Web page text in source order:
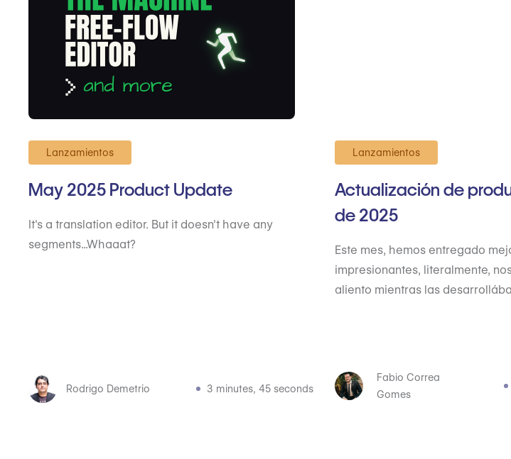
Lanzamientos
May 2025 Product Update
It's a translation editor. But it doesn't have any
segments...Whaaat?
Rodrigo Demetrio 3 minutes, 45 seconds
Lanzamientos
Actualización de
de 2025
Este mes, hemos entregado
impresionantes, literalmente,
aliento mientras las
Fabio Correa
Gomes